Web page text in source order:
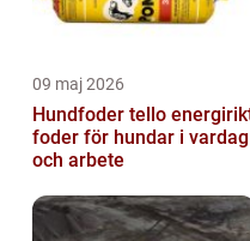
09 maj 2026
Hundfoder tello energirikt
foder för hundar i vardag
och arbete